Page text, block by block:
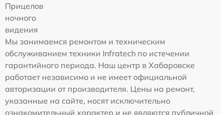
Прицелов
ночного
видения
Мы занимаемся ремонтом и техническим
обслуживанием техники Infratech по истечении
гарантийного периода. Наш центр в Хабаровске
работает независимо и не имеет официальной
авторизации от производителя. Цены на ремонт,
указанные на сайте, носят исключительно
ознакомительный характер и не являются публичной